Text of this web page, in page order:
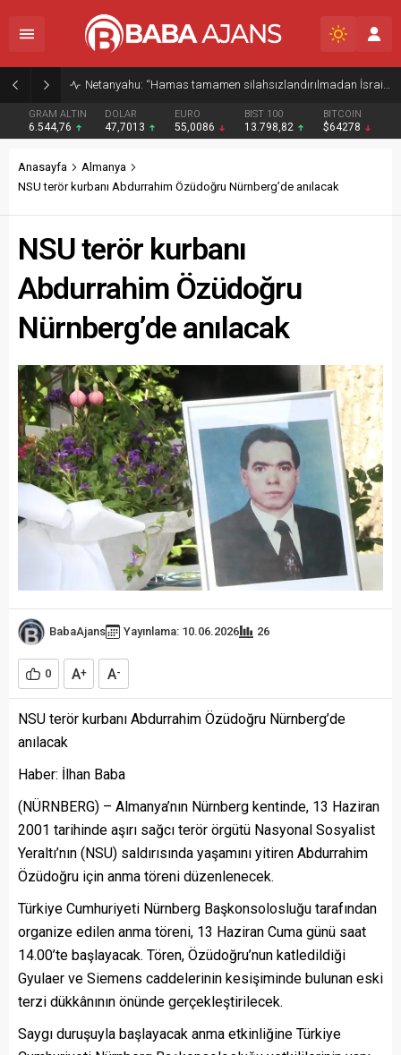
Netanyahu: “Hamas tamamen silahsızlandırılmadan İsrail Gazze’den çekilmeyecek”
GRAM ALTIN
6.544,76
DOLAR
47,7013
EURO
55,0086
BIST 100
13.798,82
BITCOIN
$64278
Anasayfa
Almanya
NSU terör kurbanı Abdurrahim Özüdoğru Nürnberg’de anılacak
NSU terör kurbanı
Abdurrahim Özüdoğru
Nürnberg’de anılacak
BabaAjans Yayınlama: 10.06.2026 26
0 A+ A-
NSU terör kurbanı Abdurrahim Özüdoğru Nürnberg’de
anılacak
Haber: İlhan Baba
(NÜRNBERG) – Almanya’nın Nürnberg kentinde, 13 Haziran
2001 tarihinde aşırı sağcı terör örgütü Nasyonal Sosyalist
Yeraltı’nın (NSU) saldırısında yaşamını yitiren Abdurrahim
Özüdoğru için anma töreni düzenlenecek.
Türkiye Cumhuriyeti Nürnberg Başkonsolosluğu tarafından
organize edilen anma töreni, 13 Haziran Cuma günü saat
14.00’te başlayacak. Tören, Özüdoğru’nun katledildiği
Gyulaer ve Siemens caddelerinin kesişiminde bulunan eski
terzi dükkânının önünde gerçekleştirilecek.
Saygı duruşuyla başlayacak anma etkinliğine Türkiye